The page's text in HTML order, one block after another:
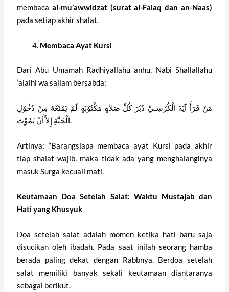
membaca al-mu’awwidzat (surat al-Falaq dan an-Naas)
pada setiap akhir shalat.
Membaca Ayat Kursi
Dari Abu Umamah Radhiyallahu anhu, Nabi Shallallahu
‘alaihi wa sallam bersabda:
مَنْ قَرَأَ آيَةَ الْكُرْسِـيِّ دُبُرَ كُلِّ صَلاَةٍ مَكْتُوْبَةٍ لَمْ يَمْنَعْهُ مِنْ دُخُوْلِ
الْجَنَّةِ إِلاَّ أَنْ يَمُوْتَ.
Artinya: “Barangsiapa membaca ayat Kursi pada akhir
tiap shalat wajib, maka tidak ada yang menghalanginya
masuk Surga kecuali mati.
Keutamaan Doa Setelah Salat: Waktu Mustajab dan
Hati yang Khusyuk
Doa setelah salat adalah momen ketika hati baru saja
disucikan oleh ibadah. Pada saat inilah seorang hamba
berada paling dekat dengan Rabbnya. Berdoa setelah
salat memiliki banyak sekali keutamaan diantaranya
sebagai berikut.